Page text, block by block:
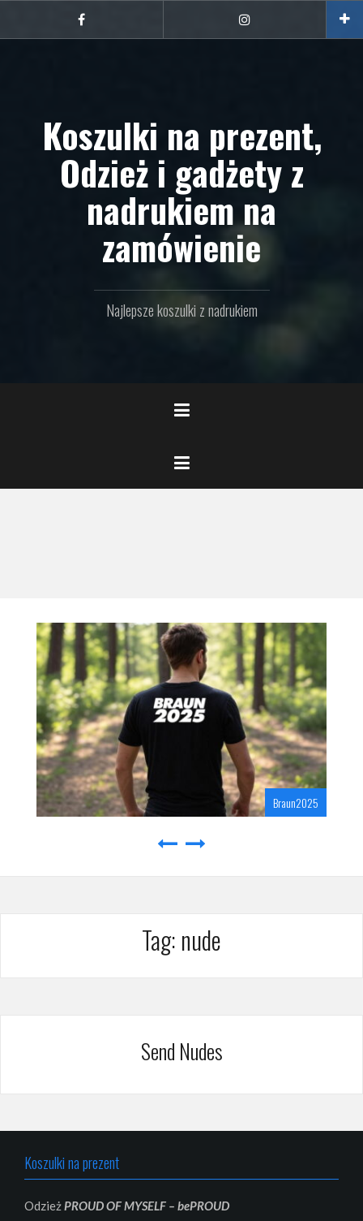
Facebook Instagram
Koszulki na prezent,
Odzież i gadżety z
nadrukiem na
zamówienie
Najlepsze koszulki z nadrukiem
Braun2025
Tag: nude
Send Nudes
Koszulki na prezent
Odzież PROUD OF MYSELF – bePROUD